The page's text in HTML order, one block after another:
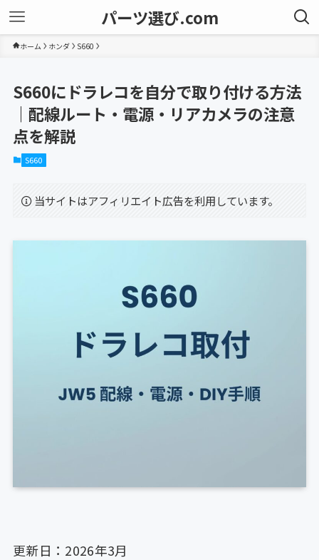
パーツ選び.com
ホーム ホンダ S660
S660にドラレコを自分で取り付ける方法
｜配線ルート・電源・リアカメラの注意
点を解説
S660
当サイトはアフィリエイト広告を利用しています。
更新日：2026年3月